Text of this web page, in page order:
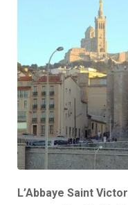
L’Abbaye Saint Victor